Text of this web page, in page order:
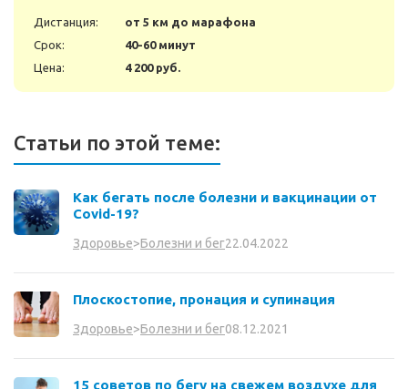
Дистанция:
от 5 км до марафона
Срок:
40-60 минут
Цена:
4 200 руб.
Статьи по этой теме:
Как бегать после болезни и вакцинации от
Covid-19?
Здоровье>Болезни и бег22.04.2022
Плоскостопие, пронация и супинация
Здоровье>Болезни и бег08.12.2021
15 советов по бегу на свежем воздухе для